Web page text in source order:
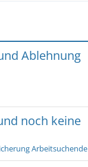
Ablehnung
noch keine
Arbeitsuchende